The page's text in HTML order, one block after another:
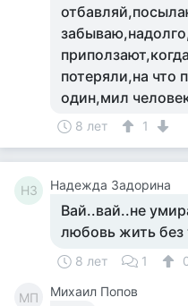
потеряли,на что
один,мил
8 лет 1
НЗ Надежда Задорина
Вай..вай..не
любовь жить без
8 лет 1
МП Михаил Попов